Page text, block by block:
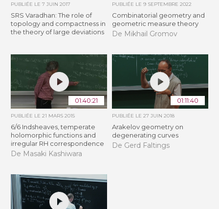
PUBLIÉE LE7 JUIN 2017
SRS Varadhan: The role of
topology and compactness in
the theory of large deviations
PUBLIÉE LE 9 SEPTEMBRE 2022
Combinatorial geometry and
geometric measure theory
De Mikhail Gromov
01:40:21
PUBLIÉE LE21 MARS 2015
6/6 Indsheaves, temperate
holomorphic functions and
irregular RH correspondence
De Masaki Kashiwara
01:11:40
PUBLIÉE LE 27 JUIN 2018
Arakelov geometry on
degenerating curves
De Gerd Faltings